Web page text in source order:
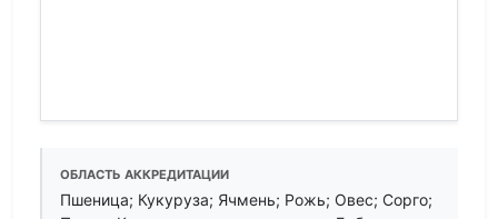
ОБЛАСТЬ АККРЕДИТАЦИИ
Пшеница; Кукуруза; Ячмень; Рожь; Овес; Сорго;